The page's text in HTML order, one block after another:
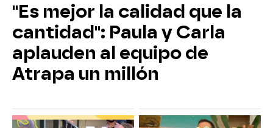
"Es mejor la calidad que la
cantidad": Paula y Carla
aplauden al equipo de
Atrapa un millón